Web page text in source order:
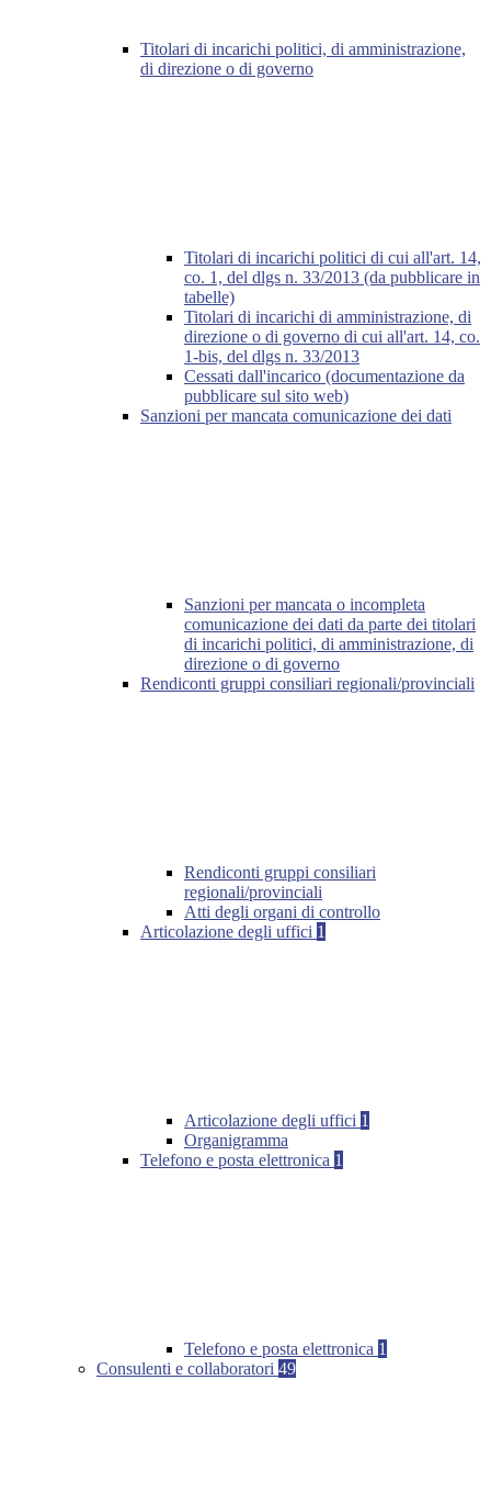
Titolari di incarichi politici, di amministrazione,
di direzione o di governo
Titolari di incarichi politici di cui all'art. 14,
co. 1, del dlgs n. 33/2013 (da pubblicare in
tabelle)
Titolari di incarichi di amministrazione, di
direzione o di governo di cui all'art. 14, co.
1-bis, del dlgs n. 33/2013
Cessati dall'incarico (documentazione da
pubblicare sul sito web)
Sanzioni per mancata comunicazione dei dati
Sanzioni per mancata o incompleta
comunicazione dei dati da parte dei titolari
di incarichi politici, di amministrazione, di
direzione o di governo
Rendiconti gruppi consiliari regionali/provinciali
Rendiconti gruppi consiliari
regionali/provinciali
Atti degli organi di controllo
Articolazione degli uffici 1
Articolazione degli uffici 1
Organigramma
Telefono e posta elettronica 1
Telefono e posta elettronica 1
Consulenti e collaboratori 49